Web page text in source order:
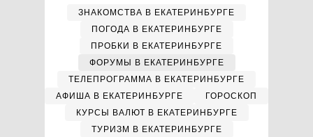
ЗНАКОМСТВА В ЕКАТЕРИНБУРГЕ
ПОГОДА В ЕКАТЕРИНБУРГЕ
ПРОБКИ В ЕКАТЕРИНБУРГЕ
ФОРУМЫ В ЕКАТЕРИНБУРГЕ
ТЕЛЕПРОГРАММА В ЕКАТЕРИНБУРГЕ
АФИША В ЕКАТЕРИНБУРГЕ
ГОРОСКОП
КУРСЫ ВАЛЮТ В ЕКАТЕРИНБУРГЕ
ТУРИЗМ В ЕКАТЕРИНБУРГЕ